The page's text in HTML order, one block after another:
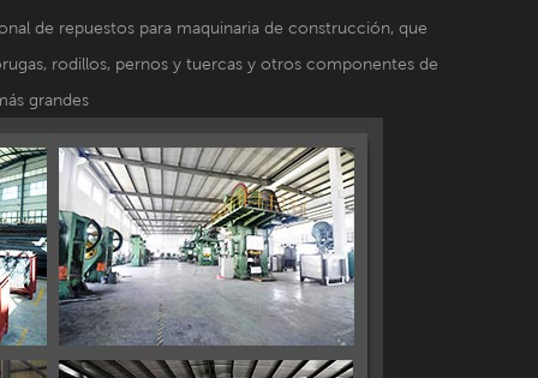
de repuestos para maquinaria de construcción, que
rodillos, pernos y tuercas y otros componentes de
grandes